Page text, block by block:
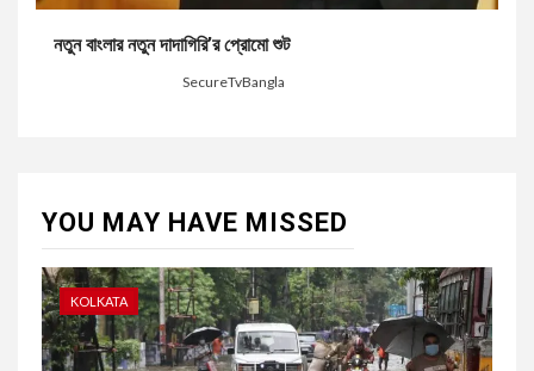
নতুন বাংলার নতুন দাদাগিরি’র প্রোমো শুট
SecureTvBangla
YOU MAY HAVE MISSED
KOLKATA